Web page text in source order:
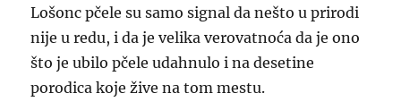
Lošonc pčele su samo signal da nešto u prirodi
nije u redu, i da je velika verovatnoća da je ono
što je ubilo pčele udahnulo i na desetine
porodica koje žive na tom mestu.